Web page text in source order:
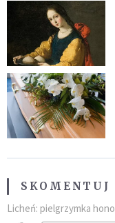
SKOMENTUJ
Licheń: pielgrzymka